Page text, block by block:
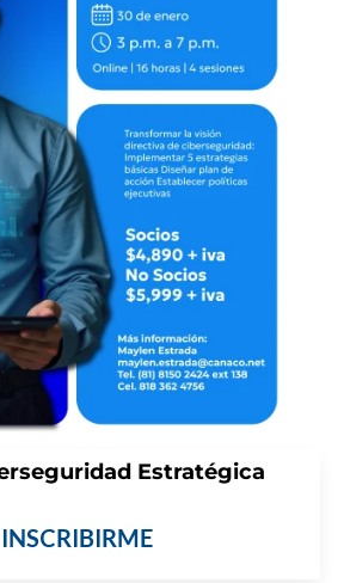
Estratégica
INSCRIBIRME